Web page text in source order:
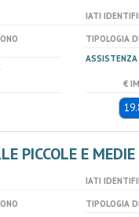
IATI
TIPOLOGIA
ASSISTENZA
€
PICCOLE E
IATI
TIPOLOGIA